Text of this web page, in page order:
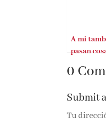
A mi
pasan
0
Submit
Tu